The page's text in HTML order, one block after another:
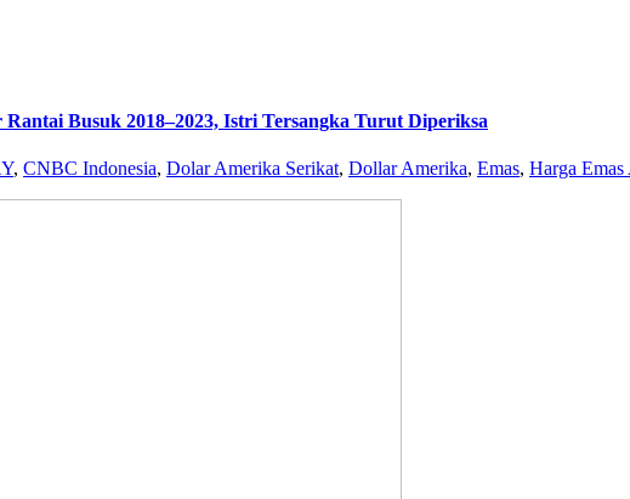
Busuk 2018–2023, Istri Tersangka Turut Diperiksa
, CNBC Indonesia, Dolar Amerika Serikat, Dollar Amerika, Emas, Harga